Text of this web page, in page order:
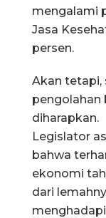
mengalami
Jasa
persen.
Akan tetapi,
pengolahan
diharapkan.
Legislator
bahwa
ekonomi
dari